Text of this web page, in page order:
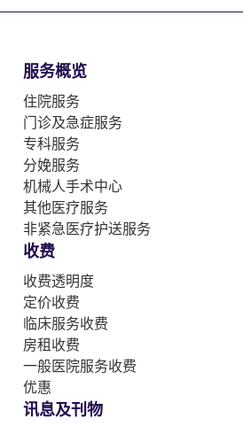
服务概览
住院服务
门诊及急症服务
专科服务
分娩服务
机械人手术中心
其他医疗服务
非紧急医疗护送服务
收费
收费透明度
定价收费
临床服务收费
房租收费
一般医院服务收费
优惠
讯息及刊物